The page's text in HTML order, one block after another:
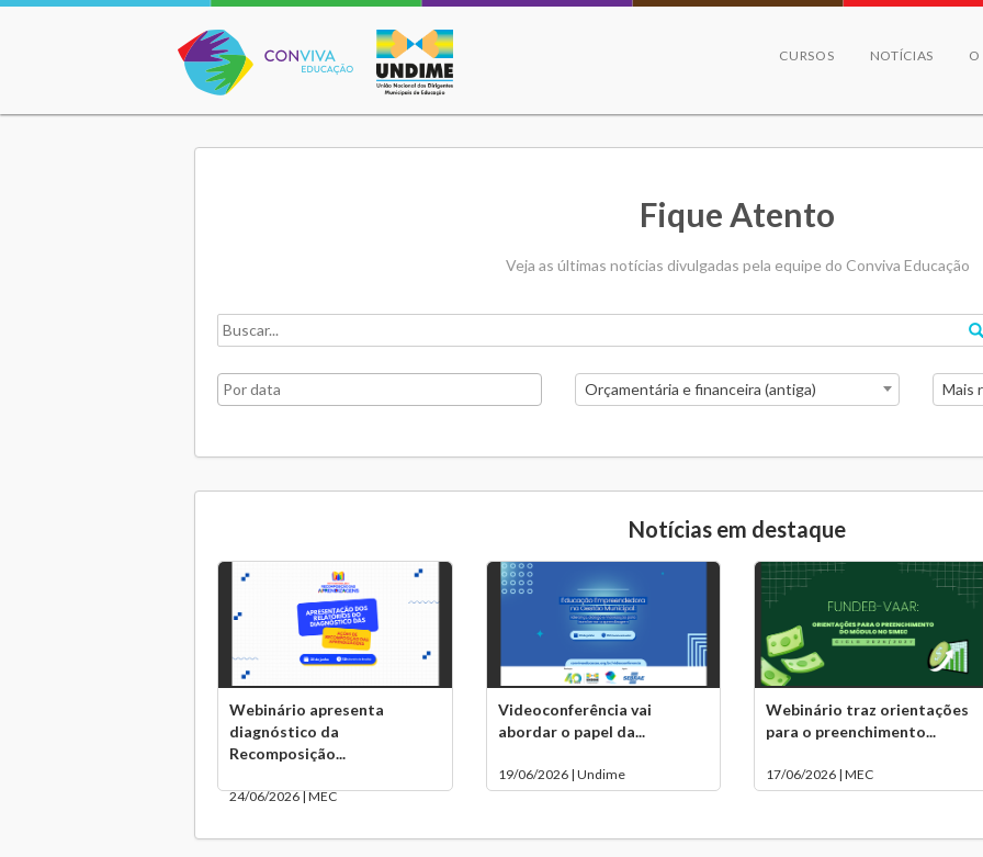
Conviva Educação
CURSOS NOTÍCIAS O
Fique Atento
Veja as últimas notícias divulgadas pela equipe do Conviva Educação
Orçamentária e financeira (antiga) Mais
Notícias em destaque
Webinário apresenta
diagnóstico da
Recomposição...
24/06/2026 | MEC
Videoconferência vai
abordar o papel da...
19/06/2026 | Undime
Webinário traz orientações
para o preenchimento...
17/06/2026 | MEC